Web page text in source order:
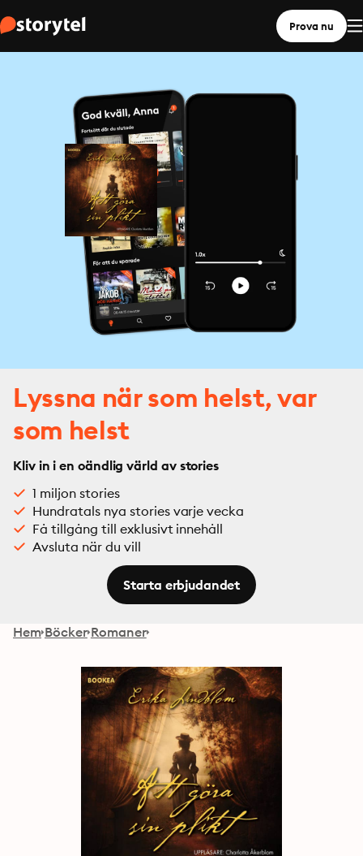
Prova nu
Lyssna när som helst, var
som helst
Kliv in i en oändlig värld av stories
1 miljon stories
Hundratals nya stories varje vecka
Få tillgång till exklusivt innehåll
Avsluta när du vill
Starta erbjudandet
Hem Böcker Romaner